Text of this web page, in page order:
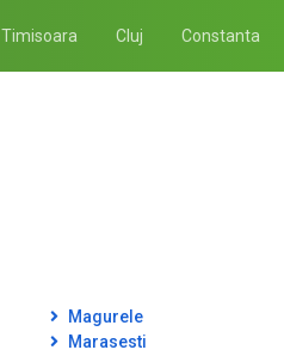
Timisoara Cluj Constanta
Magurele
Marasesti